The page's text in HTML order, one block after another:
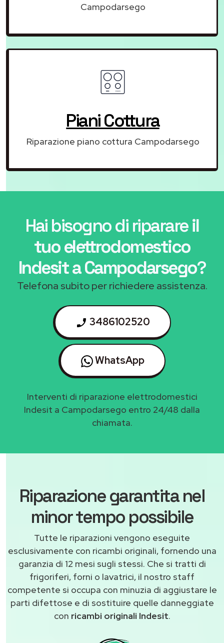
Campodarsego
Piani Cottura
Riparazione piano cottura Campodarsego
Hai bisogno di riparareil
tuo elettrodomestico
Indesit a Campodarsego?
Telefona subito per richiedere assistenza.
3486102520
WhatsApp
Interventi di riparazione elettrodomestici
Indesit a Campodarsego entro 24/48 dalla
chiamata.
Riparazione garantita nel
minor tempo possibile
Tutte le riparazioni vengono eseguite
esclusivamente con ricambi originali, fornendo una
garanzia di 12 mesi sugli stessi. Che si tratti di
frigoriferi, forni o lavatrici, il nostro staff
competente si occupa con minuzia di aggiustare le
parti difettose e di sostituire quelle danneggiate
con ricambi originali Indesit.